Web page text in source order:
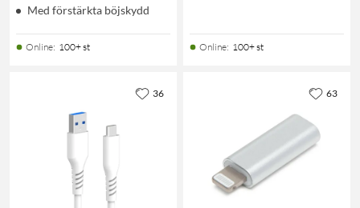
Med förstärkta böjskydd
Online: 100+ st Online: 100+ st
36 63